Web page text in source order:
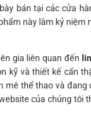
bán tại các cửa
này làm kỷ niệm
gia liên quan đến
kỹ và thiết kế cẩn
mê thể thao và
của chúng tôi